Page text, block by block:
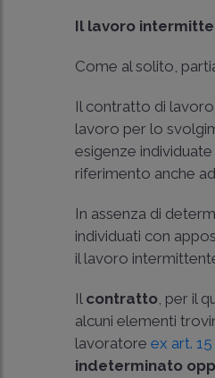
Il lavoro
Come al solito,
Il contratto di
lavoro per lo
esigenze
riferimento anche
In assenza di
individuati con
il lavoro
Il contratto, per il
alcuni elementi
lavoratoreex art.
indeterminato